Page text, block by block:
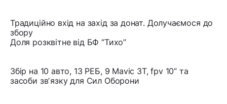
Традиційно вхід на захід за донат. Долучаємося до
збору
Доля розквітне від БФ “Тихо”
Збір на 10 авто, 13 РЕБ, 9 Mavic 3T, fpv 10” та
засоби звʼязку для Сил Оборони